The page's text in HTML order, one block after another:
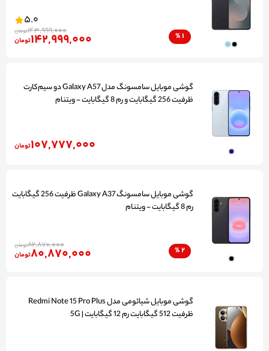
5.0
1
%
143,999,000تومان 142,999,000تومان
گوشی موبایل سامسونگ مدل Galaxy A57 دو سیم‌کارت
ظرفیت 256 گیگابایت و رم 8 گیگابایت - ویتنام
107,777,000تومان
گوشی موبایل سامسونگ Galaxy A37 ظرفیت 256 گیگابایت
رم 8 گیگابایت - ویتنام
2
%
82,870,000تومان 80,870,000تومان
گوشی موبایل شیائومی مدل Redmi Note 15 Pro Plus
ظرفیت 512 گیگابایت رم 12 گیگابایت | 5G